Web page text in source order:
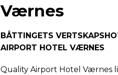
Værnes
BÅTTINGETS
AIRPORT HOTEL VÆRNES
Quality Airport Hotel Værnes